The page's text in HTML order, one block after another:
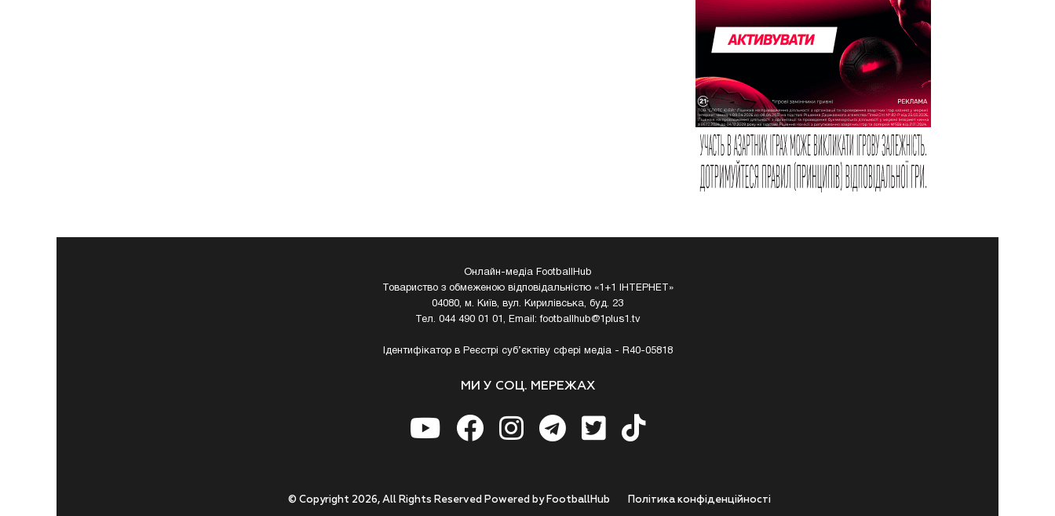
Онлайн-медіа FootballHub
Товариство з обмеженою відповідальністю «1+1 ІНТЕРНЕТ»
04080, м. Київ, вул. Кирилівська, буд. 23
Тел. 044 490 01 01, Email:footballhub@1plus1.tv
Ідентифікатор в Реєстрі суб’єктіву сфері медіа - R40-05818
МИ У СОЦ. МЕРЕЖАХ
Полiтика конфiденцiйностi
© Copyright 2026, All Rights Reserved Powered by FootballHub